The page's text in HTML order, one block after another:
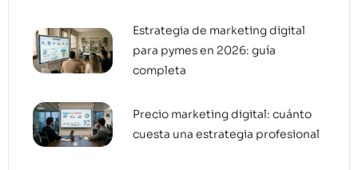
Estrategia de marketing digital
para pymes en 2026: guía
completa
Precio marketing digital: cuánto
cuesta una estrategia profesional